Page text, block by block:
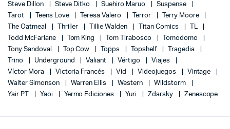
Steve Dillon
Steve Ditko Suehiro Maruo
Suspense
Tarot
Teens Love Teresa Valero Terror
Terry Moore
The Oatmeal
Thriller Tillie Walden Titan Comics
TL
Todd McFarlane
Tom King Tom Tirabosco
Tomodomo
Tony Sandoval
Top Cow Topps Topshelf
Tragedia
Trino
Underground Valiant Vértigo
Viajes
Víctor Mora
Victoria Francés Vid Videojuegos
Vintage
Walter Simonson
Warren Ellis Western
Wildstorm
Yair PT
Yaoi Yermo Ediciones Yuri Zdarsky Zenescope